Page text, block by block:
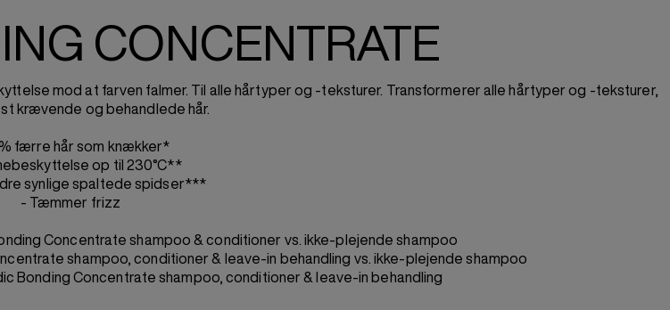
CONCENTRATE
mod at farven falmer. Til alle hårtyper og -teksturer. Transformerer alle hårtyper og -teksturer,
krævende og behandlede hår.
færre hår som knækker*
op til 230°C**
synlige spaltede spidser***
- Tæmmer frizz
Concentrate shampoo & conditioner vs. ikke-plejende shampoo
shampoo, conditioner & leave-in behandling vs. ikke-plejende shampoo
Bonding Concentrate shampoo, conditioner & leave-in behandling